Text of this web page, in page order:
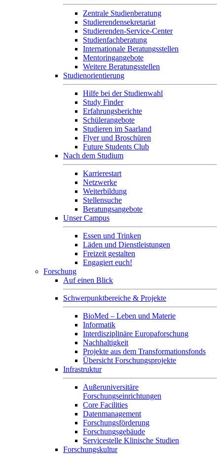
Zentrale Studienberatung
Studierendensekretariat
Studierenden-Service-Center
Studienfachberatung
Internationale Beratungsstellen
Mentoringangebote
Weitere Beratungsstellen
Studienorientierung
Hilfe bei der Studienwahl
Study Finder
Erfahrungsberichte
Schülerangebote
Studieren im Saarland
Flyer und Broschüren
Future Students Club
Nach dem Studium
Karrierestart
Netzwerke
Weiterbildung
Stellensuche
Beratungsangebote
Unser Campus
Essen und Trinken
Läden und Dienstleistungen
Freizeit gestalten
Engagiert euch!
Forschung
Auf einen Blick
Schwerpunktbereiche & Projekte
BioMed – Leben und Materie
Informatik
Interdisziplinäre Europaforschung
Nachhaltigkeit
Projekte aus dem Transformationsfonds
Übersicht Forschungsprojekte
Infrastruktur
Außeruniversitäre
Forschungseinrichtungen
Core Facilities
Datenmanagement
Forschungsförderung
Forschungsgebäude
Servicestelle Klinische Studien
Forschungskultur